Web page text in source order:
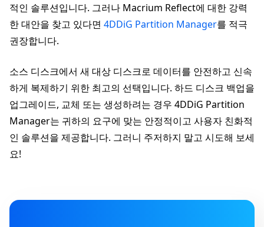
적인 솔루션입니다. 그러나 Macrium Reflect에 대한 강력
한 대안을 찾고 있다면 4DDiG Partition Manager를 적극
권장합니다.
소스 디스크에서 새 대상 디스크로 데이터를 안전하고 신속
하게 복제하기 위한 최고의 선택입니다. 하드 디스크 백업을
업그레이드, 교체 또는 생성하려는 경우 4DDiG Partition
Manager는 귀하의 요구에 맞는 안정적이고 사용자 친화적
인 솔루션을 제공합니다. 그러니 주저하지 말고 시도해 보세
요!